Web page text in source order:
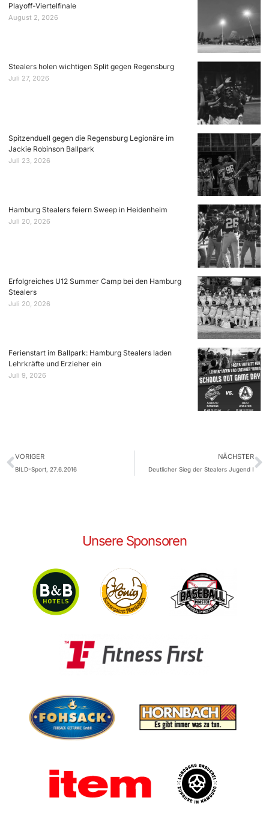
Playoff-Viertelfinale
August 2, 2026
Stealers holen wichtigen Split gegen Regensburg
Juli 27, 2026
Spitzenduell gegen die Regensburg Legionäre im
Jackie Robinson Ballpark
Juli 23, 2026
Hamburg Stealers feiern Sweep in Heidenheim
Juli 20, 2026
Erfolgreiches U12 Summer Camp bei den Hamburg
Stealers
Juli 20, 2026
Ferienstart im Ballpark: Hamburg Stealers laden
Lehrkräfte und Erzieher ein
Juli 9, 2026
VORIGER
BILD-Sport, 27.6.2016
NÄCHSTER
Deutlicher Sieg der Stealers Jugend I
Unsere Sponsoren